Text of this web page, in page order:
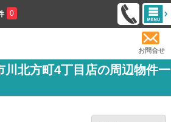
0
お問合せ
川北方町4丁目店の周辺物件一